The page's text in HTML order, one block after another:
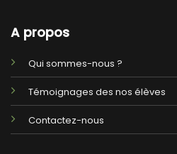
A propos
Qui sommes-nous ?
Témoignages des nos élèves
Contactez-nous